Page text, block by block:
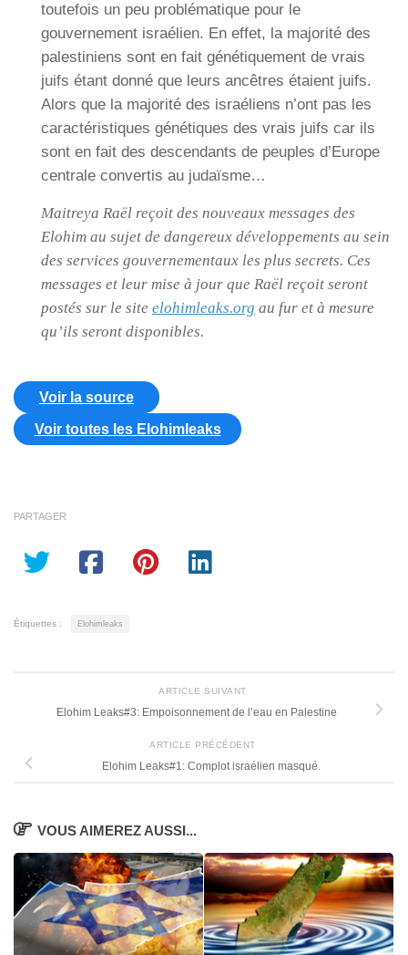
toutefois un peu problématique pour le
gouvernement israélien. En effet, la majorité des
palestiniens sont en fait génétiquement de vrais
juifs étant donné que leurs ancêtres étaient juifs.
Alors que la majorité des israéliens n’ont pas les
caractéristiques génétiques des vrais juifs car ils
sont en fait des descendants de peuples d’Europe
centrale convertis au judaïsme…
Maitreya Raël reçoit des nouveaux messages des
Elohim au sujet de dangereux développements au sein
des services gouvernementaux les plus secrets. Ces
messages et leur mise à jour que Raël reçoit seront
postés sur le site elohimleaks.org au fur et à mesure
qu’ils seront disponibles.
Voir la source
Voir toutes les Elohimleaks
PARTAGER
Étiquettes : Elohimleaks
ARTICLE SUIVANT
Elohim Leaks#3: Empoisonnement de l’eau en Palestine
ARTICLE PRÉCÉDENT
Elohim Leaks#1: Complot israélien masqué.
VOUS AIMEREZ AUSSI...